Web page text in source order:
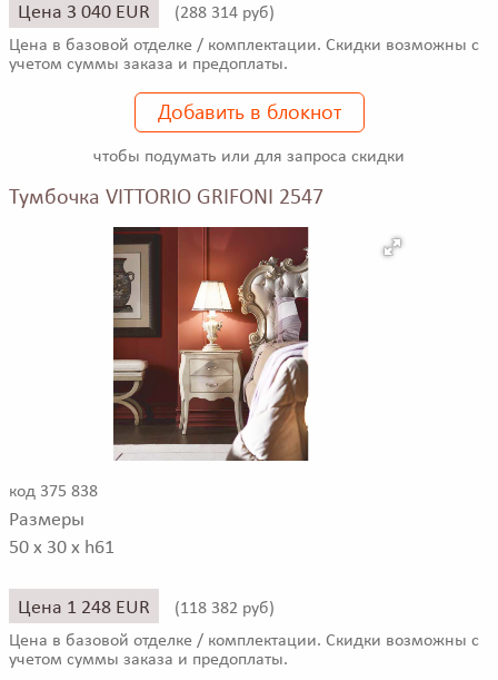
Цена 3 040 EUR (288 314 руб)
Цена в базовой отделке / комплектации. Скидки возможны с
учетом суммы заказа и предоплаты.
Добавить в блокнот
чтобы подумать или для запроса скидки
Тумбочка VITTORIO GRIFONI 2547
код 375 838
Размеры
50 x 30 x h61
Цена 1 248 EUR (118 382 руб)
Цена в базовой отделке / комплектации. Скидки возможны с
учетом суммы заказа и предоплаты.